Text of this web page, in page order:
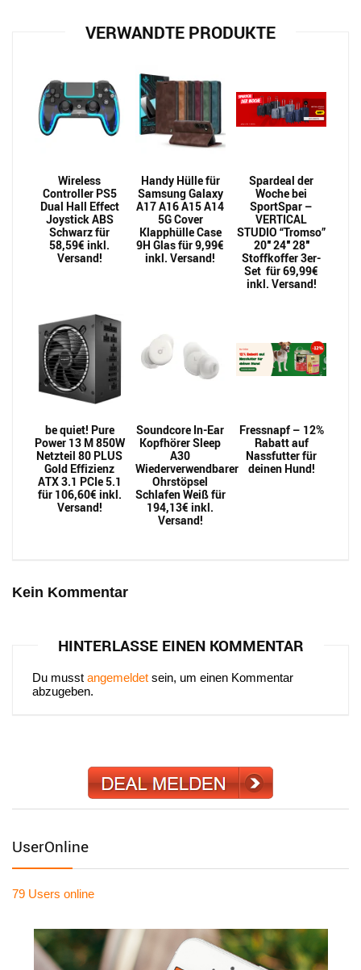
VERWANDTE PRODUKTE
Wireless
Controller PS5
Dual Hall Effect
Joystick ABS
Schwarz für
58,59€ inkl.
Versand!
Handy Hülle für
Samsung Galaxy
A17 A16 A15 A14
5G Cover
Klapphülle Case
9H Glas für 9,99€
inkl. Versand!
Spardeal der
Woche bei
SportSpar –
VERTICAL
STUDIO “Tromso”
20″ 24″ 28″
Stoffkoffer 3er-
Set für 69,99€
inkl. Versand!
be quiet! Pure
Power 13 M 850W
Netzteil 80 PLUS
Gold Effizienz
ATX 3.1 PCIe 5.1
für 106,60€ inkl.
Versand!
Soundcore In-Ear
Kopfhörer Sleep
A30
Wiederverwendbarer
Ohrstöpsel
Schlafen Weiß für
194,13€ inkl.
Versand!
Fressnapf – 12%
Rabatt auf
Nassfutter für
deinen Hund!
Kein Kommentar
HINTERLASSE EINEN KOMMENTAR
Du musst angemeldet sein, um einen Kommentar
abzugeben.
UserOnline
79 Users online